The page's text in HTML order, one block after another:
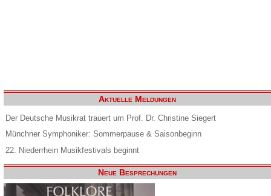
Aktuelle Meldungen
Der Deutsche Musikrat trauert um Prof. Dr. Christine Siegert
Münchner Symphoniker: Sommerpause & Saisonbeginn
22. Niederrhein Musikfestivals beginnt
Neue Besprechungen